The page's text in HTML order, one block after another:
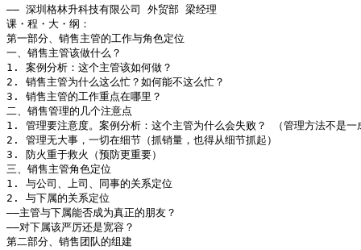
―― 深圳格林升科技有限公司 外贸部 梁经理
课・程・大・纲：
第一部分、销售主管的工作与角色定位
一、销售主管该做什么？
1. 案例分析：这个主管该如何做？
2. 销售主管为什么这么忙？如何能不这么忙？
3. 销售主管的工作重点在哪里？
二、销售管理的几个注意点
1. 管理要注意度。案例分析：这个主管为什么会失败？ （管理方法不是一
2. 管理无大事，一切在细节（抓销量，也得从细节抓起）
3. 防火重于救火（预防更重要）
三、销售主管角色定位
1. 与公司、上司、同事的关系定位
2. 与下属的关系定位
――主管与下属能否成为真正的朋友？
――对下属该严厉还是宽容？
第二部分、销售团队的组建